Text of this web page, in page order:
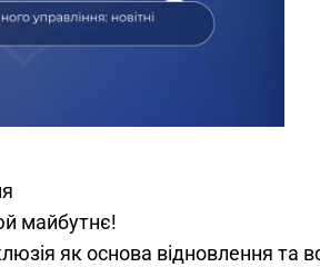
майбутнє!
як основа відновлення та